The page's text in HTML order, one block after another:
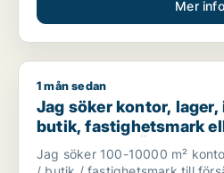
Mer info
Jag söker kontor, lager,
1 mån sedan
Jag söker kontor,
butik, fastighetsmark
i Vallentuna, Österåker
Jag söker 100-10000 m²